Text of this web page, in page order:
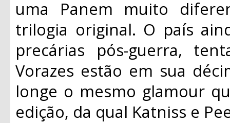
uma Panem muito
trilogia original. O país
precárias pós-guerra,
Vorazes estão em sua
longe o mesmo glamour
edição, da qual Katniss e